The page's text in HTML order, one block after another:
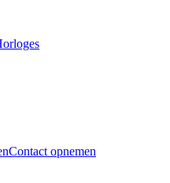
Contact opnemen